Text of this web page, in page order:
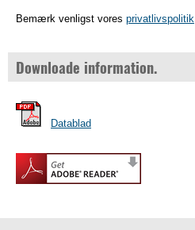
Bemærk venligst vores privatlivspolitik
Downloade information.
Datablad